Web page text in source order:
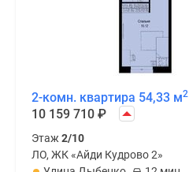
2-комн. квартира 54,33 м2
10 159 710 ₽
Этаж2/10
ЛО, ЖК «Айди Кудрово 2»